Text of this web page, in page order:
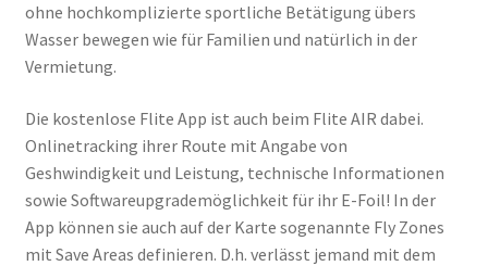
ohne hochkomplizierte sportliche Betätigung übers
Wasser bewegen wie für Familien und natürlich in der
Vermietung.
Die kostenlose Flite App ist auch beim Flite AIR dabei.
Onlinetracking ihrer Route mit Angabe von
Geshwindigkeit und Leistung, technische Informationen
sowie Softwareupgrademöglichkeit für ihr E-Foil! In der
App können sie auch auf der Karte sogenannte Fly Zones
mit Save Areas definieren. D.h. verlässt jemand mit dem